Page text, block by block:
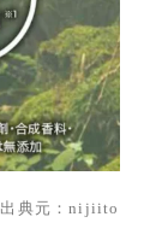
出典元：nijiito